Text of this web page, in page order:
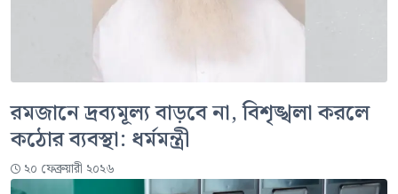
রমজানে দ্রব্যমূল্য বাড়বে না, বিশৃঙ্খলা করলে
কঠোর ব্যবস্থা: ধর্মমন্ত্রী
২০ ফেব্রুয়ারী ২০২৬